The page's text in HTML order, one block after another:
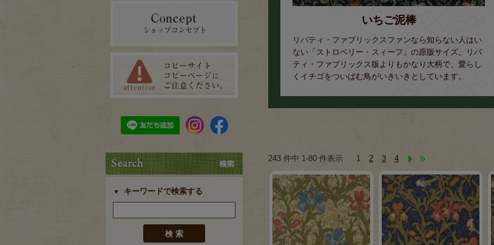
キーワードで検索する
いちご泥棒
リバティ・ファブリックスファンなら知らない人はい
ない「ストロベリー・スィーフ」の原版サイズ。リバ
ティ・ファブリックス版よりもかなり大柄で、愛らし
くイチゴをついばむ鳥がいきいきとしています。
243 件中 1-80 件表示
1 2 3 4